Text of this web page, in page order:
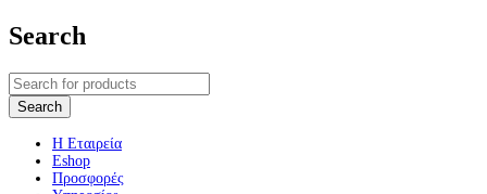
Search
Η Εταιρεία
Eshop
Προσφορές